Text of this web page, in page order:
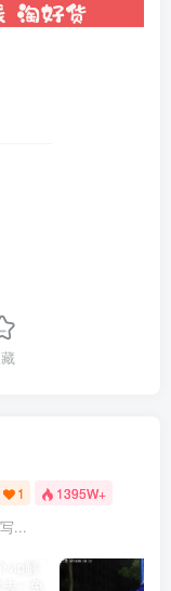
1 1395W+
...